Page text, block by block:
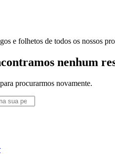
e folhetos de todos os nossos
nenhum
procurarmos novamente.